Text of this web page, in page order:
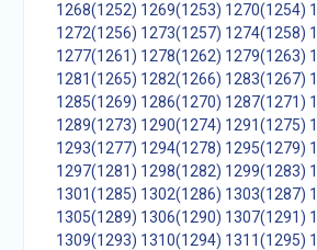
1268(1252) 1269(1253) 1270(1254)
1272(1256) 1273(1257) 1274(1258)
1277(1261) 1278(1262) 1279(1263)
1281(1265) 1282(1266) 1283(1267)
1285(1269) 1286(1270) 1287(1271)
1289(1273) 1290(1274) 1291(1275)
1293(1277) 1294(1278) 1295(1279)
1297(1281) 1298(1282) 1299(1283)
1301(1285) 1302(1286) 1303(1287)
1305(1289) 1306(1290) 1307(1291)
1309(1293) 1310(1294) 1311(1295)